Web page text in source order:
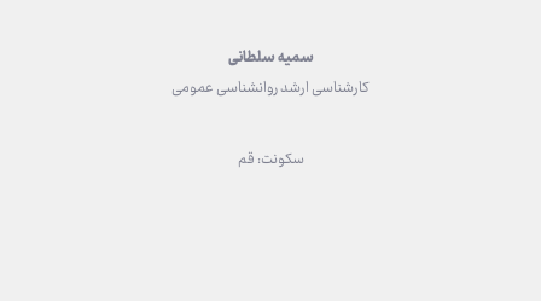
سمیه سلطانی
کارشناسی ارشد روانشناسی عمومی
سکونت: قم